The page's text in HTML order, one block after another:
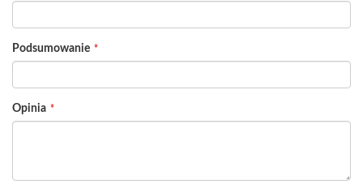
Podsumowanie
Opinia